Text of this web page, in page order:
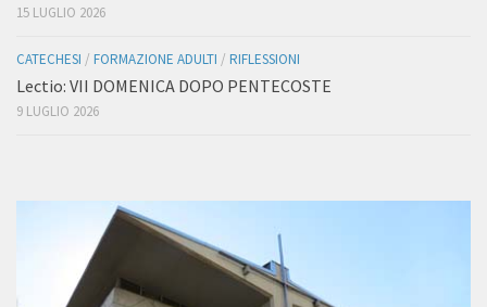
15 LUGLIO 2026
CATECHESI / FORMAZIONE ADULTI / RIFLESSIONI
Lectio: VII DOMENICA DOPO PENTECOSTE
9 LUGLIO 2026